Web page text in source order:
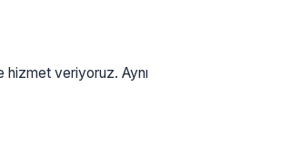
hizmet veriyoruz. Aynı